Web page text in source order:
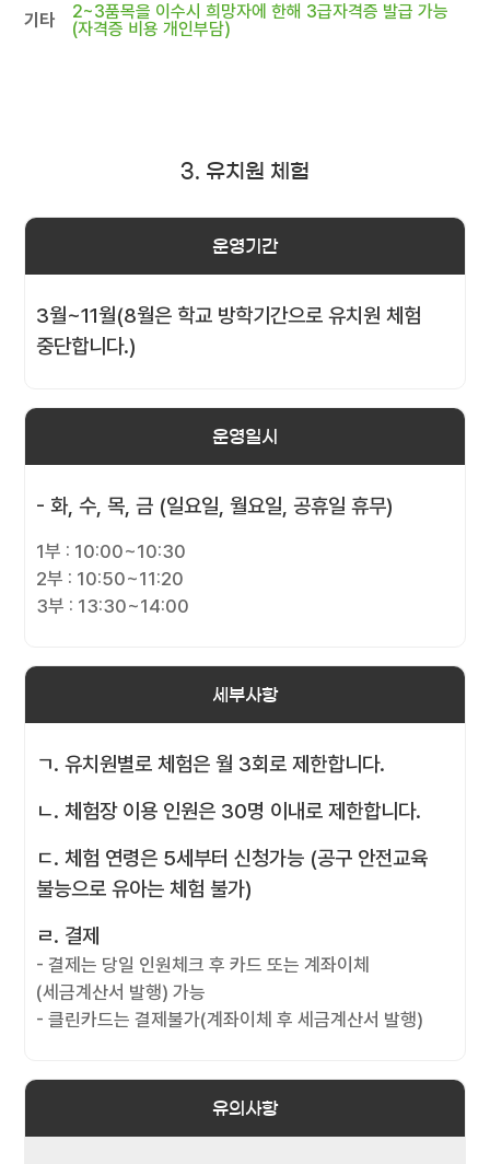
기타
2~3품목을 이수시 희망자에 한해 3급자격증 발급 가능
(자격증 비용 개인부담)
3. 유치원 체험
운영기간
3월~11월(8월은 학교 방학기간으로 유치원 체험
중단합니다.)
운영일시
- 화, 수, 목, 금 (일요일, 월요일, 공휴일 휴무)
1부 : 10:00~10:30
2부 : 10:50~11:20
3부 : 13:30~14:00
세부사항
ㄱ. 유치원별로 체험은 월 3회로 제한합니다.
ㄴ. 체험장 이용 인원은 30명 이내로 제한합니다.
ㄷ. 체험 연령은 5세부터 신청가능 (공구 안전교육
불능으로 유아는 체험 불가)
ㄹ. 결제
- 결제는 당일 인원체크 후 카드 또는 계좌이체
(세금계산서 발행) 가능
- 클린카드는 결제불가(계좌이체 후 세금계산서 발행)
유의사항